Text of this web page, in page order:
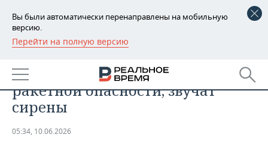
Вы были автоматически перенаправлены на мобильную
версию.
Перейти на полную версию
РЕГИОНЫ
БАШКОРТОСТАН
ТАТАРСТАН
НОВОСТИ
АНАЛИТИКА
В Татарстане объявлен режим
ракетной опасности, звучат
сирены
05:34, 10.06.2026